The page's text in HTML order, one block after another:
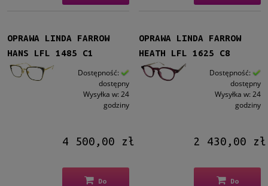
OPRAWA LINDA FARROW
HANS LFL 1485 C1
Dostępność:
dostępny
Wysyłka w: 24
godziny
4 500,00 zł
Do
OPRAWA LINDA FARROW
HEATH LFL 1625 C8
Dostępność:
dostępny
Wysyłka w: 24
godziny
2 430,00 zł
Do